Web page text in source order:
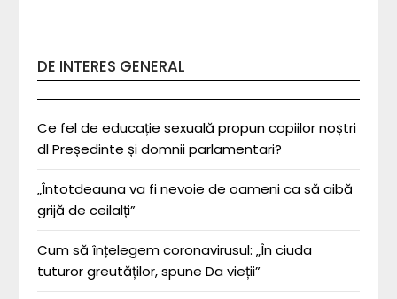
DE INTERES GENERAL
Ce fel de educație sexuală propun copiilor noștri
dl Președinte și domnii parlamentari?
„Întotdeauna va fi nevoie de oameni ca să aibă
grijă de ceilalți”
Cum să înțelegem coronavirusul: „În ciuda
tuturor greutăților, spune Da vieții”